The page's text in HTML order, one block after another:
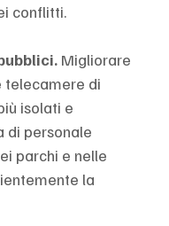
conflitti.
Migliorare
telecamere di
isolati e
di personale
parchi e nelle
la